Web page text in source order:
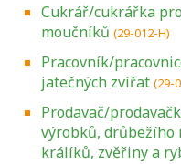
Cukrář/cukrářka
moučníků (29-012-H)
Pracovník/
jatečných zvířat (29-
Prodavač/
výrobků, drůbežího
králíků, zvěřiny a